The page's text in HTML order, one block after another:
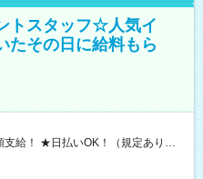
トスタッフ☆人気イ
たその日に給料もら
仕事後はコンビニATMから 日払